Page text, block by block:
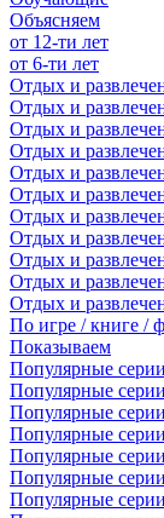
Объясняем
от 12-ти лет
от 6-ти лет
Отдых и
Отдых и
Отдых и
Отдых и
Отдых и
Отдых и
Отдых и
Отдых и
Отдых и
Отдых и
Отдых и
По игре / книге /
Показываем
Популярные
Популярные
Популярные
Популярные
Популярные
Популярные
Популярные